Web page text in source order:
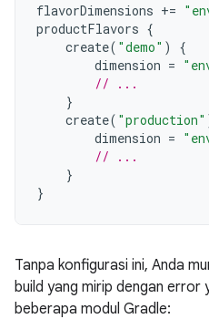
flavorDimensions +=
productFlavors {
create( "demo" )
{
dimension =
// ...
}
create( "production"
dimension =
// ...
}
}
Tanpa konfigurasi ini, Anda
build yang mirip dengan error
beberapa modul Gradle: